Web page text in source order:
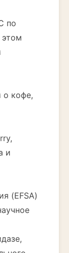
по
о кофе,
и
(EFSA)